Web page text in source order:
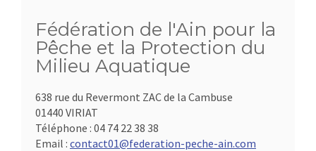
Fédération de l'Ain pour la
Pêche et la Protection du
Milieu Aquatique
638 rue du Revermont ZAC de la Cambuse
01440 VIRIAT
Téléphone : 04 74 22 38 38
Email : contact01@federation-peche-ain.com